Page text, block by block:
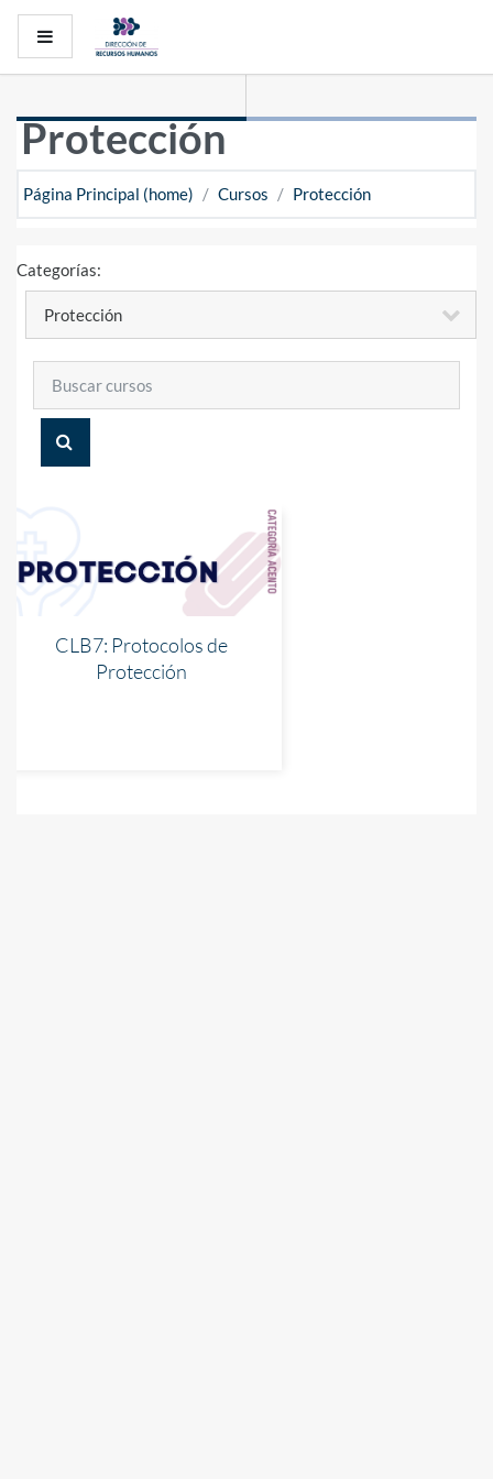
Saltar al contenido principal
Pánel lateral
Protección
Página Principal (home) Cursos Protección
Categorías:
CLB7: Protocolos de
Protección